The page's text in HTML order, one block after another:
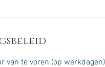
van te voren (op